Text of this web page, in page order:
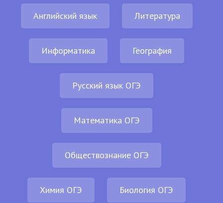
Английский язык Литература
Информатика География
Русский язык ОГЭ
Математика ОГЭ
Обществознание ОГЭ
Химия ОГЭ Биология ОГЭ